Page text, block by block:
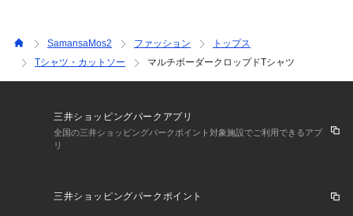
SamansaMos2 ファッション
トップス
Tシャツ・カットソー
マルチボーダークロップドTシャツ
三井ショッピングパークアプリ
全国の三井ショッピングパークポイント対象施設でご利用できるアプ
リ
三井ショッピングパークポイント